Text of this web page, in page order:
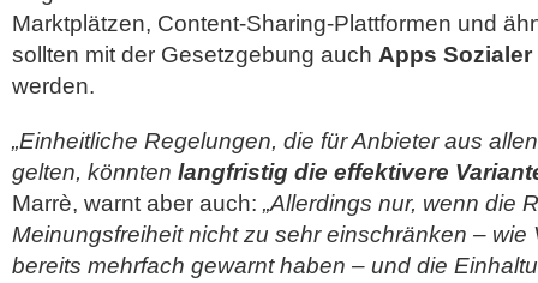
Marktplätzen, Content-Sharing-Plattformen und
sollten mit der Gesetzgebung auch Apps
werden.
„Einheitliche Regelungen, die für Anbieter aus
gelten, könnten langfristig die effektivere
Marrè, warnt aber auch: „Allerdings nur, wenn die
Meinungsfreiheit nicht zu sehr einschränken – wie
bereits mehrfach gewarnt haben – und die